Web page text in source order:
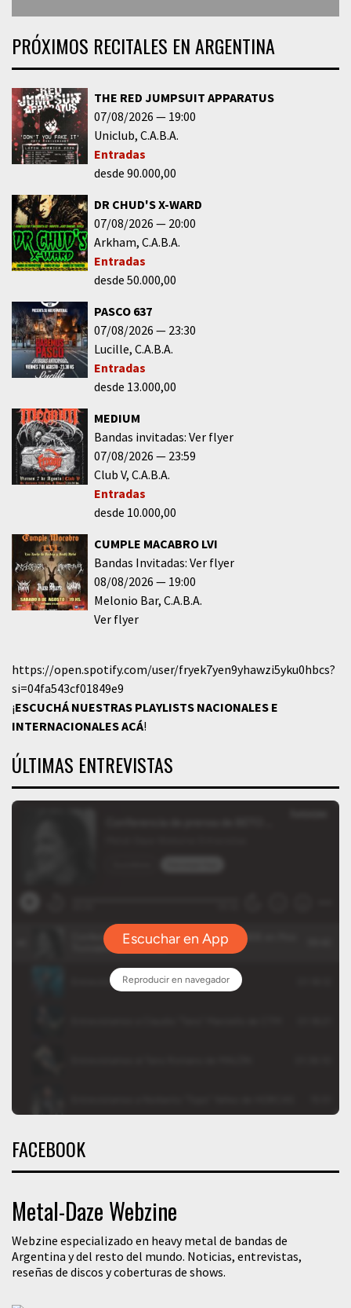
PRÓXIMOS RECITALES EN ARGENTINA
THE RED JUMPSUIT APPARATUS
07/08/2026
19:00
Uniclub C.A.B.A.
Entradas
desde 90.000,00
DR CHUD'S X-WARD
07/08/2026
20:00
Arkham C.A.B.A.
Entradas
desde 50.000,00
PASCO 637
07/08/2026
23:30
Lucille C.A.B.A.
Entradas
desde 13.000,00
MEDIUM
Bandas invitadas: Ver flyer
07/08/2026
23:59
Club V C.A.B.A.
Entradas
desde 10.000,00
CUMPLE MACABRO LVI
Bandas Invitadas: Ver flyer
08/08/2026
19:00
Melonio Bar C.A.B.A.
Ver flyer
https://open.spotify.com/user/fryek7yen9yhawzi5yku0hbcs?
si=04fa543cf01849e9
¡ESCUCHÁ NUESTRAS PLAYLISTS NACIONALES E
INTERNACIONALESACÁ!
ÚLTIMAS ENTREVISTAS
FACEBOOK
Metal-Daze Webzine
Webzine especializado en heavy metal de bandas de
Argentina y del resto del mundo. Noticias, entrevistas,
reseñas de discos y coberturas de shows.